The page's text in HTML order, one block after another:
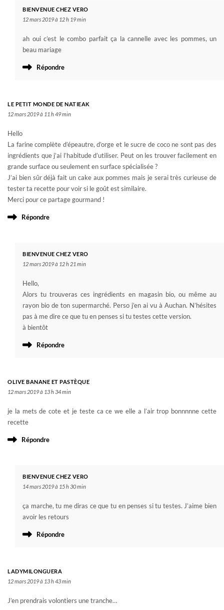
BIENVENUE CHEZ VERO
12 mars 2019 à 12 h 19 min
ah oui c’est le combo parfait ça la cannelle avec les pommes, un
beau mariage
Répondre
LE PETIT MONDE DE NATIEAK
12 mars 2019 à 11 h 49 min
Hello
La farine complète d’épeautre, d’orge et le sucre de coco ne sont pas des
ingrédients que j’ai l’habitude d’utiliser. Peut on les trouver facilement en
grande surface ou seulement en surface spécialisée ?
J’ai bien sûr déjà fait un cake aux pommes mais je serai très curieuse de
tester ta recette pour voir si le goût est similaire.
Merci pour ce partage gourmand !
Répondre
BIENVENUE CHEZ VERO
12 mars 2019 à 12 h 21 min
Hello,
Alors tu trouveras ces ingrédients en magasin bio, ou même au
rayon bio de ton supermarché. Perso j’en ai vu à Auchan. N’hésites
pas à me dire ce que tu en penses si tu testes cette version.
à bientôt
Répondre
OLIVE BANANE ET PASTÈQUE
12 mars 2019 à 13 h 34 min
je la mets de cote et je teste ca ce we elle a l’air trop bonnnnne cette
recette
Répondre
BIENVENUE CHEZ VERO
14 mars 2019 à 15 h 30 min
ça marche, tu me diras ce que tu en penses si tu testes. J’aime bien
avoir les retours
Répondre
LADYMILONGUERA
12 mars 2019 à 13 h 43 min
J’en prendrais volontiers une tranche…